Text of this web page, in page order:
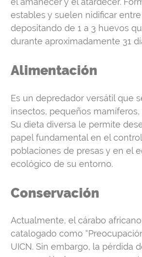
estables y suelen nidificar entre
depositando de 1 a 3 huevos
durante aproximadamente 31
insectos, pequeños mamíferos,
Su dieta diversa le permite
papel fundamental en el
poblaciones de presas y en el
ecológico de su entorno.
catalogado como
UICN. Sin embargo, la pérdida
persecución humana